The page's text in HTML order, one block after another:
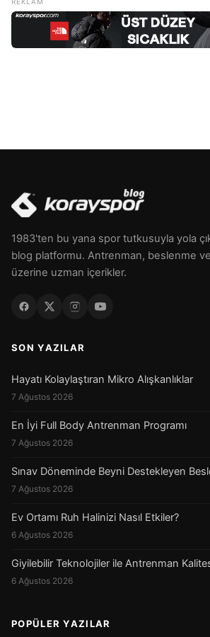
1983'ten bu yana spor tutkusuyla yola
blog platformu. Antrenman, beslenme ve
üzerine uzman içerikler.
SON YAZILAR
Hayatı Kolaylaştıran Mikro Alışkanlıklar
7 Ağustos 2026
En İyi Full Body Antrenman Programı
7 Ağustos 2026
Sınav Döneminde Beyni Destekleyen
7 Ağustos 2026
Ev Ortamı Ruh Halinizi Nasıl Etkiler?
6 Ağustos 2026
Giyilebilir Teknolojiler ile Antrenman
6 Ağustos 2026
POPÜLER YAZILAR